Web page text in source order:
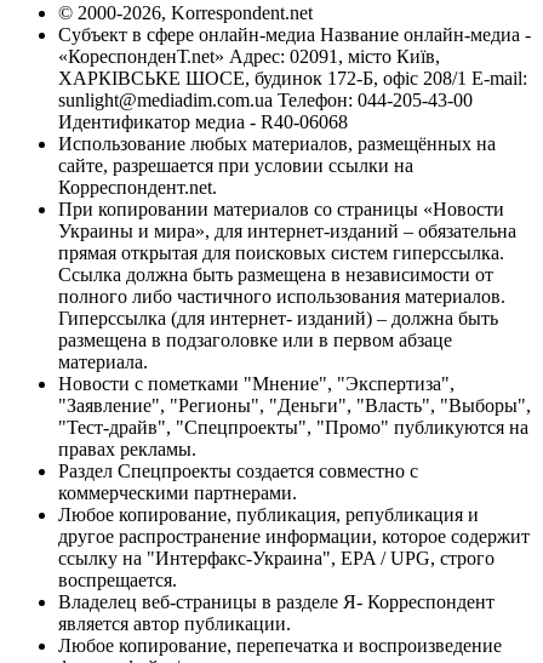
© 2000-2026, Korrespondent.net
Субъект в сфере онлайн-медиа Название онлайн-медиа -
«КореспонденТ.net» Адрес: 02091, місто Київ,
ХАРКІВСЬКЕ ШОСЕ, будинок 172-Б, офіс 208/1 E-mail:
sunlight@mediadim.com.ua Телефон: 044-205-43-00
Идентификатор медиа - R40-06068
Использование любых материалов, размещённых на
сайте, разрешается при условии ссылки на
Корреспондент.net.
При копировании материалов со страницы «Новости
Украины и мира», для интернет-изданий – обязательна
прямая открытая для поисковых систем гиперссылка.
Ссылка должна быть размещена в независимости от
полного либо частичного использования материалов.
Гиперссылка (для интернет- изданий) – должна быть
размещена в подзаголовке или в первом абзаце
материала.
Новости с пометками "Мнение", "Экспертиза",
"Заявление", "Регионы", "Деньги", "Власть", "Выборы",
"Тест-драйв", "Спецпроекты", "Промо" публикуются на
правах рекламы.
Раздел Спецпроекты создается совместно с
коммерческими партнерами.
Любое копирование, публикация, републикация и
другое распространение информации, которое содержит
ссылку на "Интерфакс-Украина", EPA / UPG, строго
воспрещается.
Владелец веб-страницы в разделе Я- Корреспондент
является автор публикации.
Любое копирование, перепечатка и воспроизведение